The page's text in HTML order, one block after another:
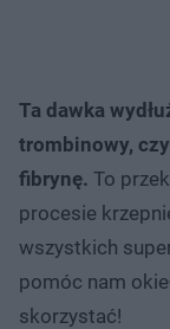
Ta dawka
trombinowy,
fibrynę. To
procesie
wszystkich
pomóc nam
skorzystać!